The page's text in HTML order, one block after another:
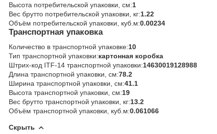
Высота потребительской упаковки, см:1
Вес брутто потребительской упаковки, кг:1.22
Объём потребительской упаковки, куб.м:0.00234
Транспортная упаковка
Количество в транспортной упаковке:10
Тип транспортной упаковки:картонная коробка
Штрих-код ITF-14 транспортной упаковки:14630019128988
Длина транспортной упаковки, см:78.2
Ширина транспортной упаковки, см:41.1
Высота транспортной упаковки, см:19
Вес брутто транспортной упаковки, кг:13.2
Объём транспортной упаковки, куб.м:0.061066
Скрыть